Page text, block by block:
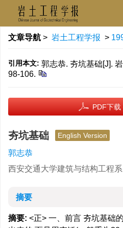
文章导航 > 岩土工程学报 >
引用本文: 郭志恭. 夯坑基础[J].
98-106.
PDF下载
夯坑基础 English Version
郭志恭
西安交通大学建筑与结构工程系
摘要
摘要: <正> 一、前言 夯坑基础